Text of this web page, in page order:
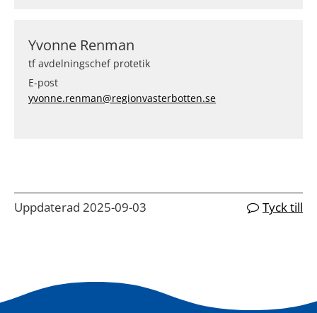
Yvonne Renman
tf avdelningschef protetik
E-post
yvonne.renman@regionvasterbotten.se
Uppdaterad 2025-09-03 Tyck till